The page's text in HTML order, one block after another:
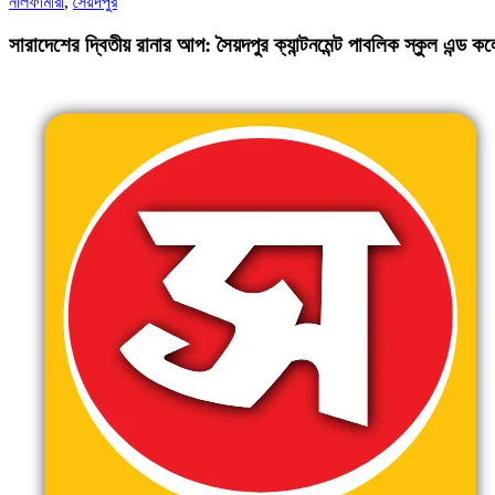
সারাদেশের দ্বিতীয় রানার আপ: সৈয়দপুর ক্যান্টনমেন্ট পাবলিক স্কুল এন্ড